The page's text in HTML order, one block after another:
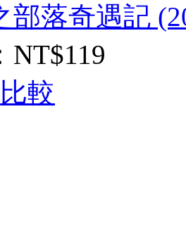
部落奇遇記
NT$119
比較